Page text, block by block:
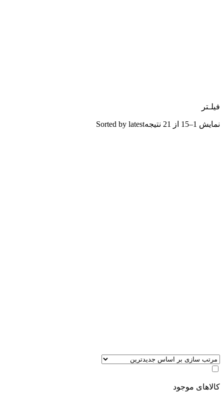
فیلـتر
نمایش 1–15 از 21 نتیجه Sorted by latest
کالاهای موجود